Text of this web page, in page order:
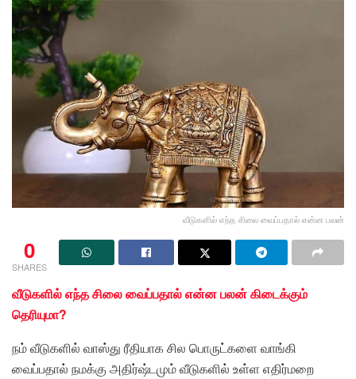
வீடுகளில் எந்த சிலை வைப்பதால் என்ன பலன்
0
SHARES
வீடுகளில் எந்த சிலை வைப்பதால் என்ன பலன் கிடைக்கும்
தெரியுமா?
நம் வீடுகளில் வாஸ்து ரீதியாக சில பொருட்களை வாங்கி
வைப்பதால் நமக்கு அதிர்ஷ்டமும் வீடுகளில் உள்ள எதிர்மறை